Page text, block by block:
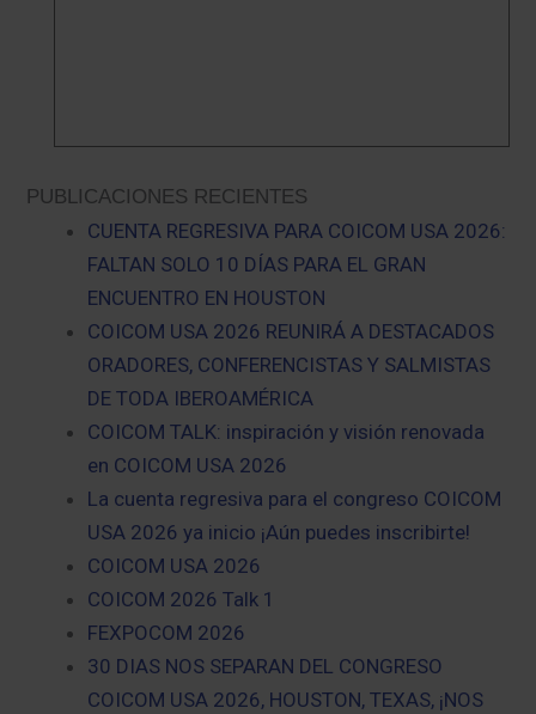
PUBLICACIONES RECIENTES
CUENTA REGRESIVA PARA COICOM USA 2026:
FALTAN SOLO 10 DÍAS PARA EL GRAN
ENCUENTRO EN HOUSTON
COICOM USA 2026 REUNIRÁ A DESTACADOS
ORADORES, CONFERENCISTAS Y SALMISTAS
DE TODA IBEROAMÉRICA
COICOM TALK: inspiración y visión renovada
en COICOM USA 2026
La cuenta regresiva para el congreso COICOM
USA 2026 ya inicio ¡Aún puedes inscribirte!
COICOM USA 2026
COICOM 2026 Talk 1
FEXPOCOM 2026
30 DIAS NOS SEPARAN DEL CONGRESO
COICOM USA 2026, HOUSTON, TEXAS, ¡NOS